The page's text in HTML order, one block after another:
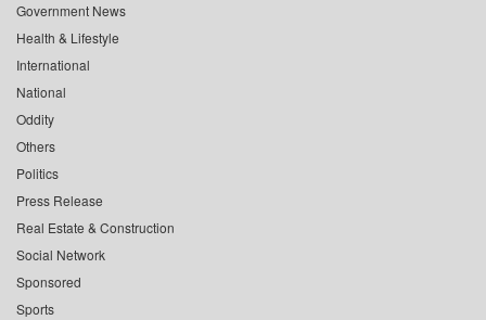
Government News
Health & Lifestyle
International
National
Oddity
Others
Politics
Press Release
Real Estate & Construction
Social Network
Sponsored
Sports